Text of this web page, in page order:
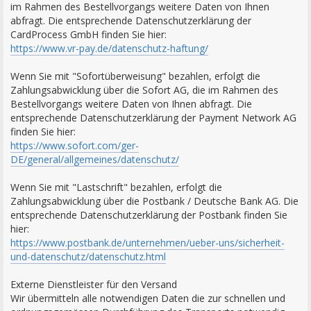
im Rahmen des Bestellvorgangs weitere Daten von Ihnen
abfragt. Die entsprechende Datenschutzerklärung der
CardProcess GmbH finden Sie hier:
https://www.vr-pay.de/datenschutz-haftung/
Wenn Sie mit "Sofortüberweisung" bezahlen, erfolgt die
Zahlungsabwicklung über die Sofort AG, die im Rahmen des
Bestellvorgangs weitere Daten von Ihnen abfragt. Die
entsprechende Datenschutzerklärung der Payment Network AG
finden Sie hier:
https://www.sofort.com/ger-
DE/general/allgemeines/datenschutz/
Wenn Sie mit "Lastschrift" bezahlen, erfolgt die
Zahlungsabwicklung über die Postbank / Deutsche Bank AG. Die
entsprechende Datenschutzerklärung der Postbank finden Sie
hier:
https://www.postbank.de/unternehmen/ueber-uns/sicherheit-
und-datenschutz/datenschutz.html
Externe Dienstleister für den Versand
Wir übermitteln alle notwendigen Daten die zur schnellen und